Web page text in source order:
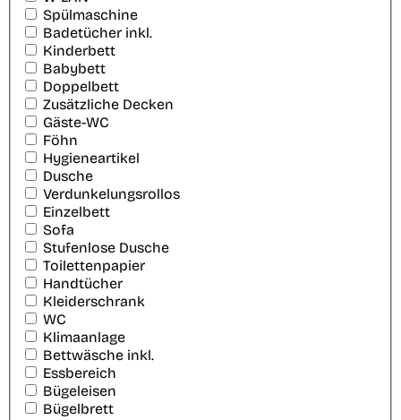
Spülmaschine
Badetücher inkl.
Kinderbett
Babybett
Doppelbett
Zusätzliche Decken
Gäste-WC
Föhn
Hygieneartikel
Dusche
Verdunkelungsrollos
Einzelbett
Sofa
Stufenlose Dusche
Toilettenpapier
Handtücher
Kleiderschrank
WC
Klimaanlage
Bettwäsche inkl.
Essbereich
Bügeleisen
Bügelbrett